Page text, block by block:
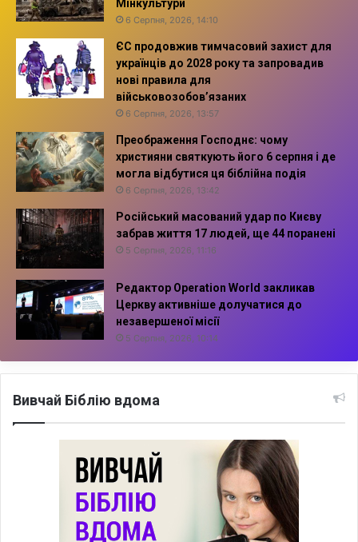
Мінкультури
6 Серпня, 2026, 14:10
ЄС продовжив тимчасовий захист для
українців до 2028 року та запровадив
нові правила для
військовозобов’язаних
6 Серпня, 2026, 13:57
Преображення Господнє: чому
християни святкують його 6 серпня і де
могла відбутися ця біблійна подія
6 Серпня, 2026, 13:42
Російський масований удар по Києву
забрав життя 17 людей, ще 44 поранені
5 Серпня, 2026, 11:16
Редактор Operation World закликав
Церкву активніше долучатися до
незавершеної місії
5 Серпня, 2026, 10:14
Вивчай Біблію вдома